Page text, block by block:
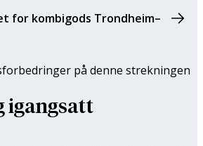
for kombigods Trondheim–
på denne strekningen
igangsatt